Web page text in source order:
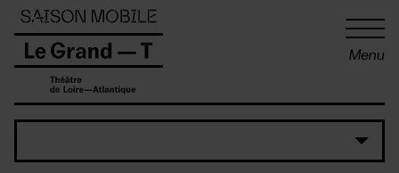
Menu
Panneau de gestion des cookies